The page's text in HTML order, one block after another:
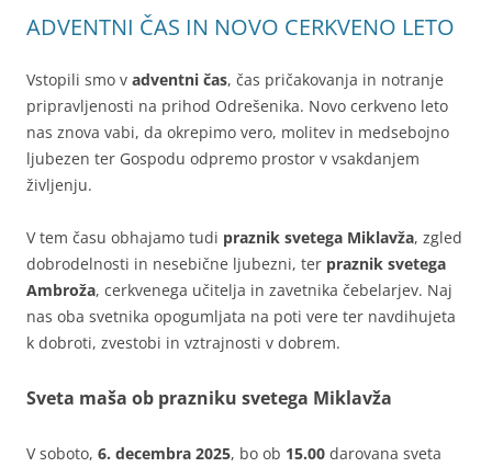
ADVENTNI ČAS IN NOVO CERKVENO LETO
Vstopili smo v adventni čas, čas pričakovanja in notranje
pripravljenosti na prihod Odrešenika. Novo cerkveno leto
nas znova vabi, da okrepimo vero, molitev in medsebojno
ljubezen ter Gospodu odpremo prostor v vsakdanjem
življenju.
V tem času obhajamo tudi praznik svetega Miklavža, zgled
dobrodelnosti in nesebične ljubezni, ter praznik svetega
Ambroža, cerkvenega učitelja in zavetnika čebelarjev. Naj
nas oba svetnika opogumljata na poti vere ter navdihujeta
k dobroti, zvestobi in vztrajnosti v dobrem.
Sveta maša ob prazniku svetega Miklavža
V soboto, 6. decembra 2025, bo ob 15.00 darovana sveta